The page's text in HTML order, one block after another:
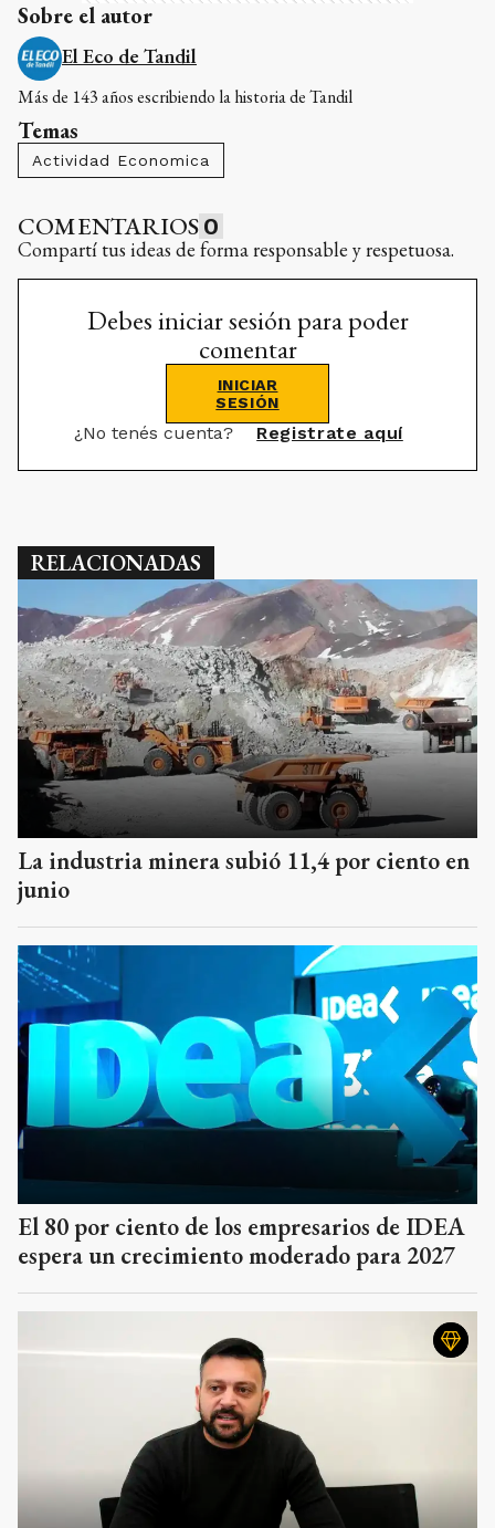
Sobre el autor
El Eco de Tandil
Más de 143 años escribiendo la historia de Tandil
Temas
Actividad Economica
COMENTARIOS 0
Compartí tus ideas de forma responsable y respetuosa.
Debes iniciar sesión para poder
comentar
INICIAR
SESIÓN
¿No tenés cuenta? Registrate aquí
RELACIONADAS
La industria minera subió 11,4 por ciento en
junio
El 80 por ciento de los empresarios de IDEA
espera un crecimiento moderado para 2027